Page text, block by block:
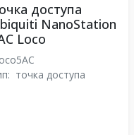
доступа
NanoStation
Loco
точка доступа